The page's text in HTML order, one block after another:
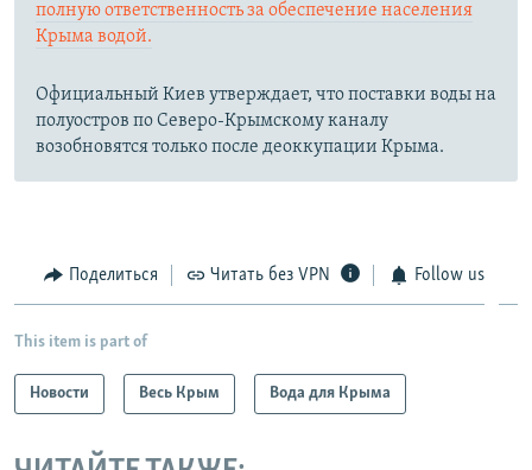
полную ответственность за обеспечение населения
Крыма водой.
Официальный Киев утверждает, что поставки воды на
полуостров по Северо-Крымскому каналу
возобновятся только после деоккупации Крыма.
Поделиться Читать без VPN Follow us
This item is part of
Новости Весь Крым Вода для Крыма